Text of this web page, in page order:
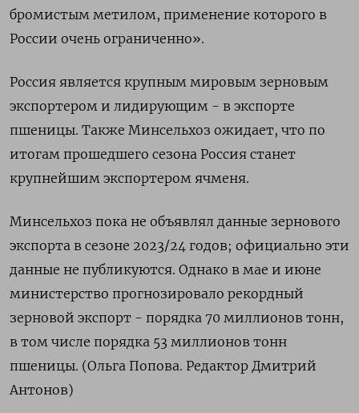
бромистым метилом, применение которого в
России очень ограниченно».
Россия является крупным мировым зерновым
экспортером и лидирующим - в экспорте
пшеницы. Также Минсельхоз ожидает, что по
итогам прошедшего сезона Россия станет
крупнейшим экспортером ячменя.
Минсельхоз пока не объявлял данные зернового
экспорта в сезоне 2023/24 годов; официально эти
данные не публикуются. Однако в мае и июне
министерство прогнозировало рекордный
зерновой экспорт - порядка 70 миллионов тонн,
в том числе порядка 53 миллионов тонн
пшеницы. (Ольга Попова. Редактор Дмитрий
Антонов)